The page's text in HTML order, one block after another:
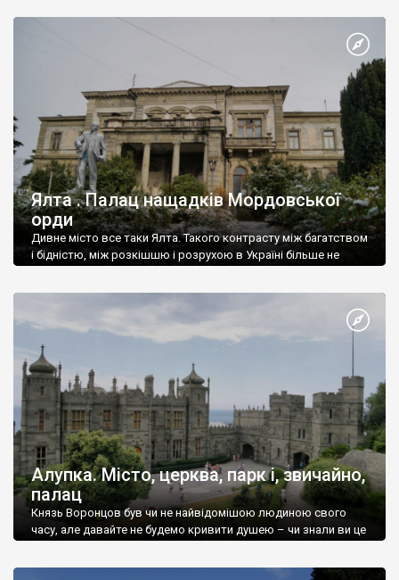
Ялта . Палац нащадків Мордовської
орди
Дивне місто все таки Ялта. Такого контрасту між багатством
і бідністю, між розкішшю і розрухою в Україні більше не
Алупка. Місто, церква, парк і, звичайно,
палац
Князь Воронцов був чи не найвідомішою людиною свого
часу, але давайте не будемо кривити душею – чи знали ви це